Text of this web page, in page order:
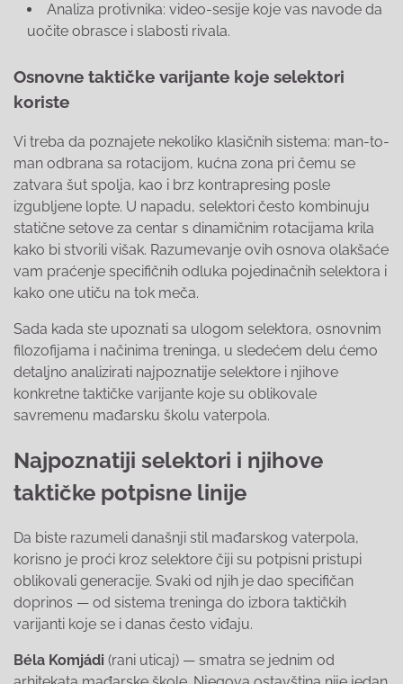
Analiza protivnika: video-sesije koje vas navode da
uočite obrasce i slabosti rivala.
Osnovne taktičke varijante koje selektori
koriste
Vi treba da poznajete nekoliko klasičnih sistema: man-to-
man odbrana sa rotacijom, kućna zona pri čemu se
zatvara šut spolja, kao i brz kontrapresing posle
izgubljene lopte. U napadu, selektori često kombinuju
statične setove za centar s dinamičnim rotacijama krila
kako bi stvorili višak. Razumevanje ovih osnova olakšaće
vam praćenje specifičnih odluka pojedinačnih selektora i
kako one utiču na tok meča.
Sada kada ste upoznati sa ulogom selektora, osnovnim
filozofijama i načinima treninga, u sledećem delu ćemo
detaljno analizirati najpoznatije selektore i njihove
konkretne taktičke varijante koje su oblikovale
savremenu mađarsku školu vaterpola.
Najpoznatiji selektori i njihove
taktičke potpisne linije
Da biste razumeli današnji stil mađarskog vaterpola,
korisno je proći kroz selektore čiji su potpisni pristupi
oblikovali generacije. Svaki od njih je dao specifičan
doprinos — od sistema treninga do izbora taktičkih
varijanti koje se i danas često viđaju.
Béla Komjádi (rani uticaj) — smatra se jednim od